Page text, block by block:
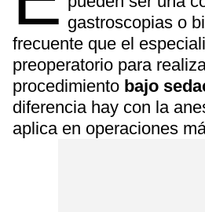
gastroscopias o
frecuente que el
preoperatorio para
procedimiento bajo
diferencia hay con la
aplica en operaciones